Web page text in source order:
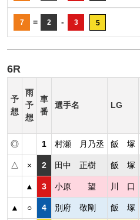
7 = 2 - 3 5
6R
予
想
雨
予
想
車
番
選手名 LG
◎ 1 村瀬 月乃丞 飯 塚
△ × 2 田中 正樹 飯 塚
▲ 3 小原 望 川 口
▲ ○ 4 別府 敬剛 飯 塚